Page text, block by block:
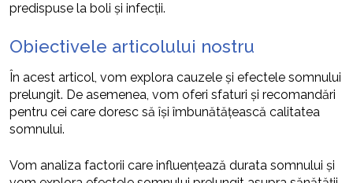
predispuse la boli și infecții.
Obiectivele articolului nostru
În acest articol, vom explora cauzele și efectele somnului
prelungit. De asemenea, vom oferi sfaturi și recomandări
pentru cei care doresc să își îmbunătățească calitatea
somnului.
Vom analiza factorii care influențează durata somnului și